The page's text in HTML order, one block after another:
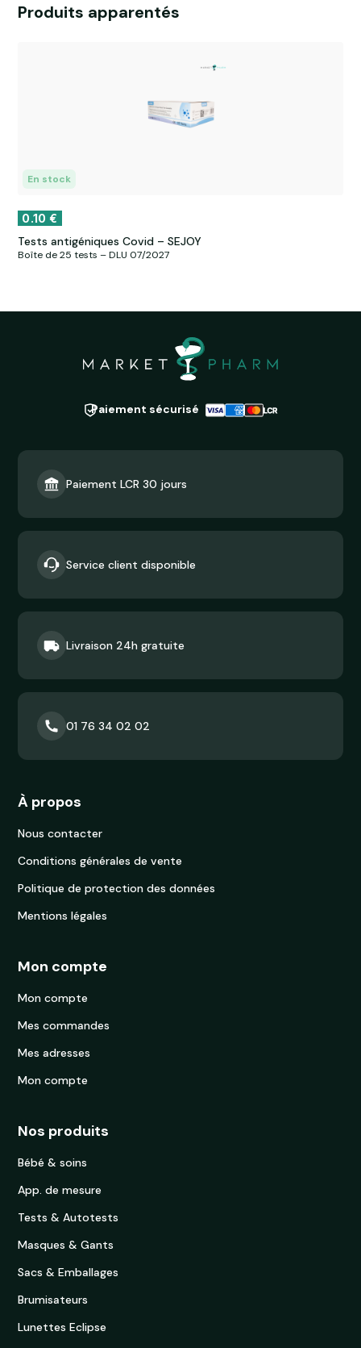
Produits apparentés
En stock
0.10€
Tests antigéniques Covid – SEJOY
Boîte de 25 tests – DLU 07/2027
Paiement sécurisé
Paiement LCR 30 jours
Service client disponible
Livraison 24h gratuite
01 76 34 02 02
À propos
Nous contacter
Conditions générales de vente
Politique de protection des données
Mentions légales
Mon compte
Mon compte
Mes commandes
Mes adresses
Mon compte
Nos produits
Bébé & soins
App. de mesure
Tests & Autotests
Masques & Gants
Sacs & Emballages
Brumisateurs
Lunettes Eclipse